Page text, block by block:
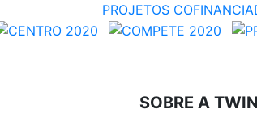
PROJETOS
SOBRE A